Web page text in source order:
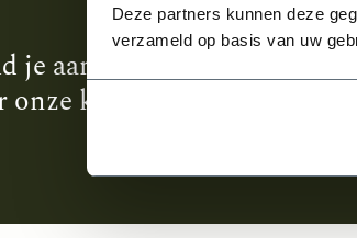
Deze partners kunnen deze
verzameld op basis van uw
je aan en ontvang het
onze kempische bouwstijl!